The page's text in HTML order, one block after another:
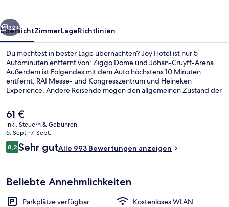
Weiter
32+
ÜbersichtZimmerLageRichtlinien
Du möchtest in bester Lage übernachten? Joy Hotel ist nur 5
Autominuten entfernt von: Ziggo Dome und Johan-Cruyff-Arena.
Außerdem ist Folgendes mit dem Auto höchstens 10 Minuten
entfernt: RAI Messe- und Kongresszentrum und Heineken
Experience. Andere Reisende mögen den allgemeinen Zustand der
Zur U-Bahn (U-Bahn-Station Bullewijk) sind es nur 3 Gehminuten.
Der
aktuelle
Preis
beträgt
61 €.
61 €
inkl. Steuern & Gebühren
6. Sept.–7. Sept.
Bewertungen
8,28,2 von 10.
Sehr gutAlle 993 Bewertungen anzeigen
Beliebte Annehmlichkeiten
Parkplätze verfügbar
Kostenloses WLAN